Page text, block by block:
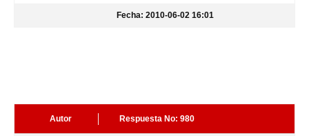
Fecha: 2010-06-02 16:01
Autor Respuesta No: 980